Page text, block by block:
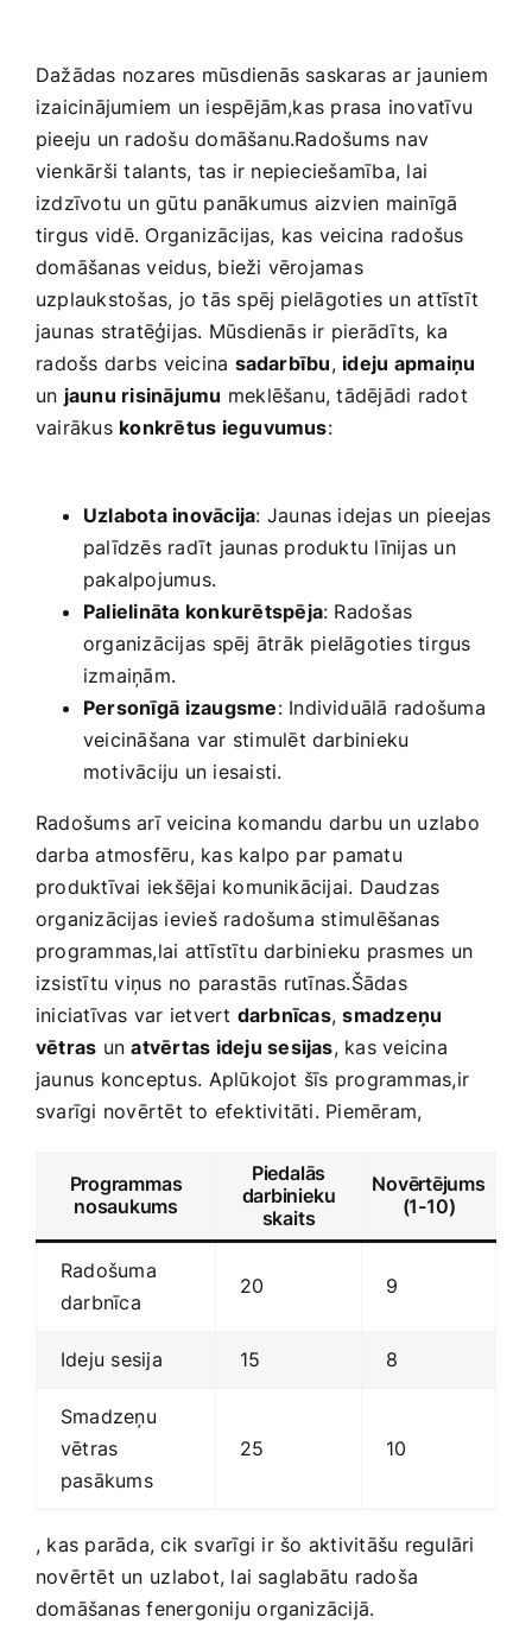
Dažādas nozares mūsdienās saskaras ar jauniem
izaicinājumiem un iespējām,kas prasa inovatīvu
pieeju un radošu domāšanu.Radošums nav
vienkārši talants, tas⁣ ir nepieciešamība, lai
izdzīvotu un gūtu panākumus aizvien mainīgā‍
tirgus ⁢vidē. Organizācijas, ​kas veicina radošus
domāšanas veidus, bieži vērojamas
uzplaukstošas, jo tās spēj pielāgoties un attīstīt
jaunas stratēģijas. Mūsdienās ir pierādīts, ka
⁢radošs darbs⁣ veicina sadarbību, ideju apmaiņu
un jaunu risinājumu meklēšanu, tādējādi radot
vairākus konkrētus ‌ieguvumus:
Uzlabota inovācija: Jaunas idejas un pieejas
palīdzēs radīt jaunas produktu līnijas un
pakalpojumus.
Palielināta konkurētspēja: Radošas
organizācijas ⁤spēj ātrāk pielāgoties tirgus
izmaiņām.
Personīgā⁣ izaugsme: Individuālā radošuma
veicināšana​ var stimulēt‍ darbinieku
motivāciju un iesaisti.
Radošums arī veicina komandu darbu un⁣ uzlabo
darba atmosfēru, kas kalpo par pamatu
produktīvai iekšējai komunikācijai. Daudzas
organizācijas ievieš radošuma stimulēšanas⁤
programmas,lai attīstītu darbinieku prasmes un
izsistītu viņus no parastās rutīnas.Šādas
iniciatīvas var ietvert darbnīcas,smadzeņu
vētras unatvērtas ideju sesijas, kas veicina‍
jaunus konceptus.⁢ Aplūkojot šīs​ programmas,ir
svarīgi novērtēt to efektivitāti. Piemēram,
Programmas
nosaukums
Piedalās
darbinieku
skaits
Novērtējums
(1-10)
Radošuma
darbnīca
20 9
Ideju sesija 15 8
Smadzeņu
vētras
pasākums
25 10
, kas parāda, cik svarīgi ⁢ir šo aktivitāšu regulāri
novērtēt un ⁢uzlabot, lai​ saglabātu radoša
domāšanas fenergoniju organizācijā.